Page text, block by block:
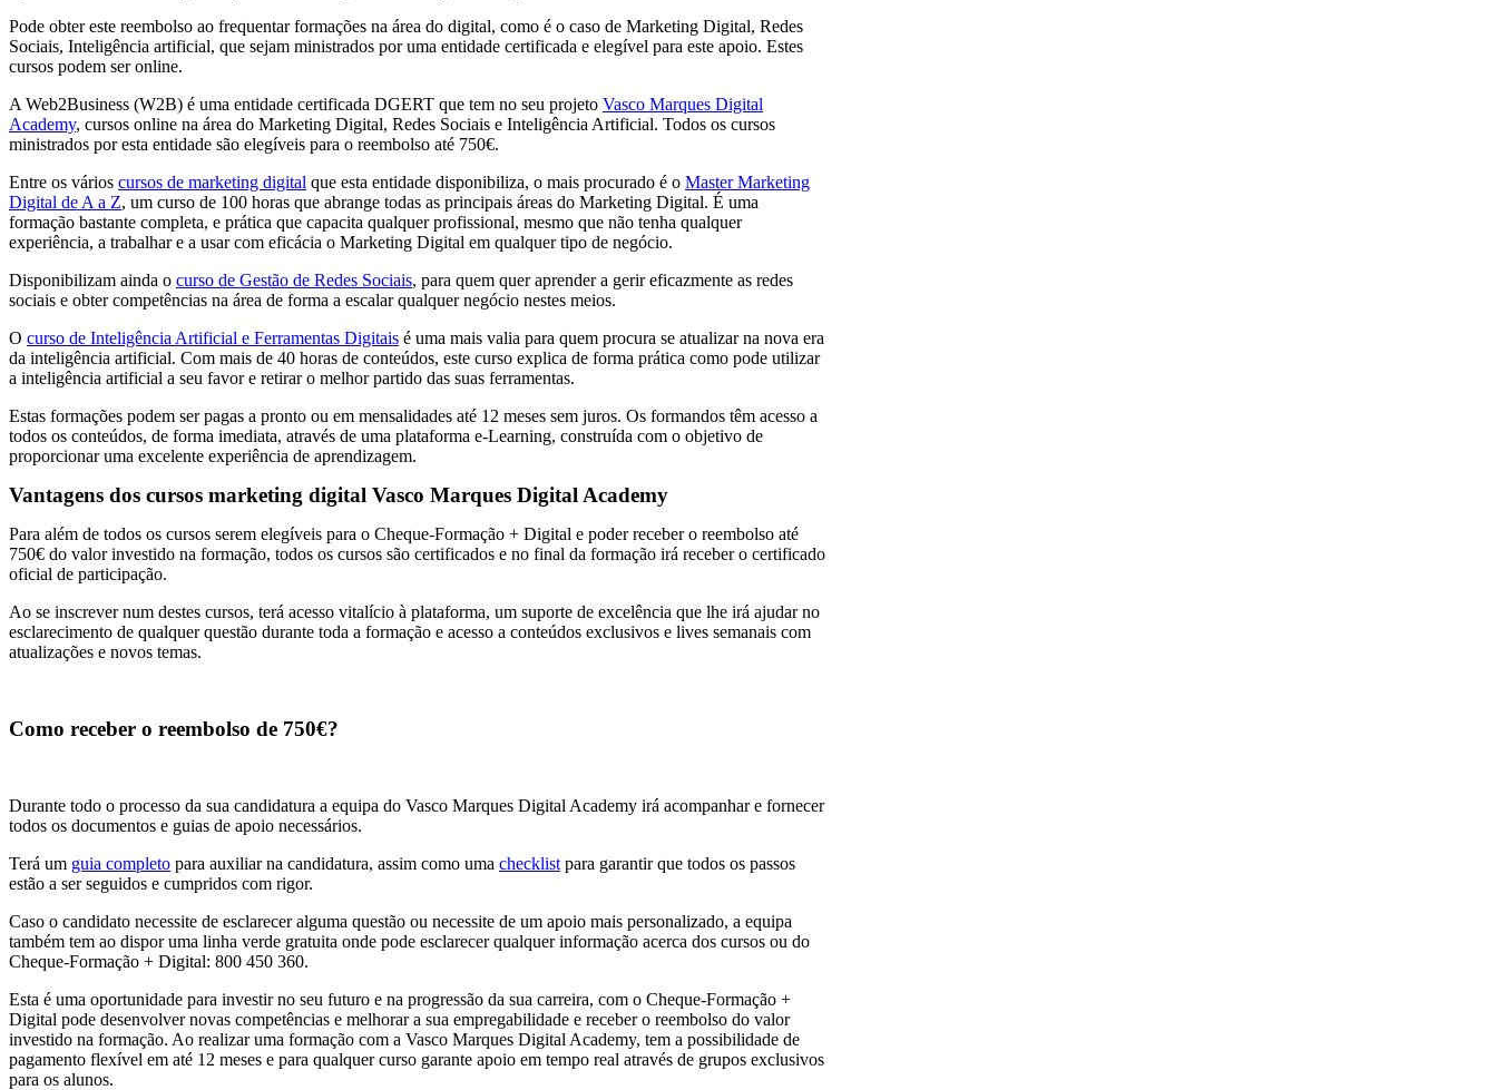
Pode obter este reembolso ao frequentar formações na área do digital, como é o caso de Marketing Digital, Redes
Sociais, Inteligência artificial, que sejam ministrados por uma entidade certificada e elegível para este apoio. Estes
cursos podem ser online.
A Web2Business (W2B) é uma entidade certificada DGERT que tem no seu projeto Vasco Marques Digital
Academy, cursos online na área do Marketing Digital, Redes Sociais e Inteligência Artificial. Todos os cursos
ministrados por esta entidade são elegíveis para o reembolso até 750€.
Entre os vários cursos de marketing digital que esta entidade disponibiliza, o mais procurado é o Master Marketing
Digital de A a Z, um curso de 100 horas que abrange todas as principais áreas do Marketing Digital. É uma
formação bastante completa, e prática que capacita qualquer profissional, mesmo que não tenha qualquer
experiência, a trabalhar e a usar com eficácia o Marketing Digital em qualquer tipo de negócio.
Disponibilizam ainda o curso de Gestão de Redes Sociais, para quem quer aprender a gerir eficazmente as redes
sociais e obter competências na área de forma a escalar qualquer negócio nestes meios.
O curso de Inteligência Artificial e Ferramentas Digitais é uma mais valia para quem procura se atualizar na nova era
da inteligência artificial. Com mais de 40 horas de conteúdos, este curso explica de forma prática como pode utilizar
a inteligência artificial a seu favor e retirar o melhor partido das suas ferramentas.
Estas formações podem ser pagas a pronto ou em mensalidades até 12 meses sem juros. Os formandos têm acesso a
todos os conteúdos, de forma imediata, através de uma plataforma e-Learning, construída com o objetivo de
proporcionar uma excelente experiência de aprendizagem.
Vantagens dos cursos marketing digital Vasco Marques Digital Academy
Para além de todos os cursos serem elegíveis para o Cheque-Formação + Digital e poder receber o reembolso até
750€ do valor investido na formação, todos os cursos são certificados e no final da formação irá receber o certificado
oficial de participação.
Ao se inscrever num destes cursos, terá acesso vitalício à plataforma, um suporte de excelência que lhe irá ajudar no
esclarecimento de qualquer questão durante toda a formação e acesso a conteúdos exclusivos e lives semanais com
atualizações e novos temas.
Como receber o reembolso de 750€?
Durante todo o processo da sua candidatura a equipa do Vasco Marques Digital Academy irá acompanhar e fornecer
todos os documentos e guias de apoio necessários.
Terá um guia completo para auxiliar na candidatura, assim como uma checklist para garantir que todos os passos
estão a ser seguidos e cumpridos com rigor.
Caso o candidato necessite de esclarecer alguma questão ou necessite de um apoio mais personalizado, a equipa
também tem ao dispor uma linha verde gratuita onde pode esclarecer qualquer informação acerca dos cursos ou do
Cheque-Formação + Digital: 800 450 360.
Esta é uma oportunidade para investir no seu futuro e na progressão da sua carreira, com o Cheque-Formação +
Digital pode desenvolver novas competências e melhorar a sua empregabilidade e receber o reembolso do valor
investido na formação. Ao realizar uma formação com a Vasco Marques Digital Academy, tem a possibilidade de
pagamento flexível em até 12 meses e para qualquer curso garante apoio em tempo real através de grupos exclusivos
para os alunos.